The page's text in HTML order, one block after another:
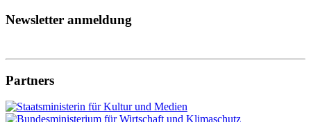
Newsletter anmeldung
Partners